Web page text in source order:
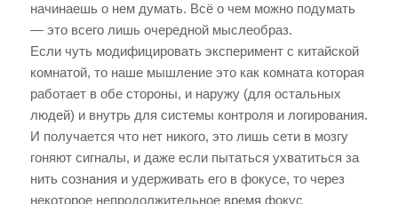
начинаешь о нем думать. Всё о чем можно подумать
— это всего лишь очередной мыслеобраз.
Если чуть модифицировать эксперимент с китайской
комнатой, то наше мышление это как комната которая
работает в обе стороны, и наружу (для остальных
людей) и внутрь для системы контроля и логирования.
И получается что нет никого, это лишь сети в мозгу
гоняют сигналы, и даже если пытаться ухватиться за
нить сознания и удерживать его в фокусе, то через
некоторое непродолжительное время фокус